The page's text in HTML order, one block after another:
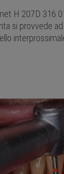
H 207D 316
si provvede